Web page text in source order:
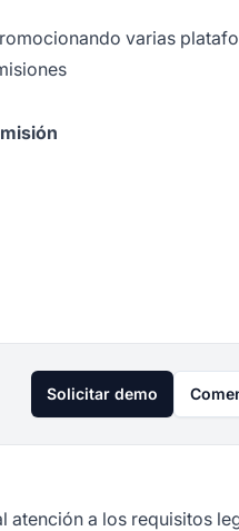
varias
Solicitar demo
a los requisitos